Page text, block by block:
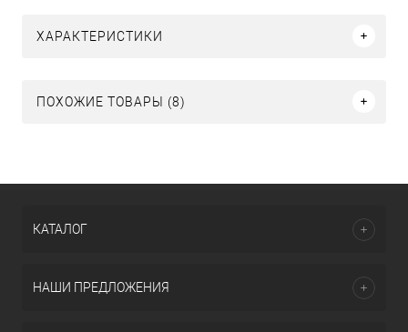
ХАРАКТЕРИСТИКИ
ПОХОЖИЕ ТОВАРЫ (8)
КАТАЛОГ
НАШИ ПРЕДЛОЖЕНИЯ